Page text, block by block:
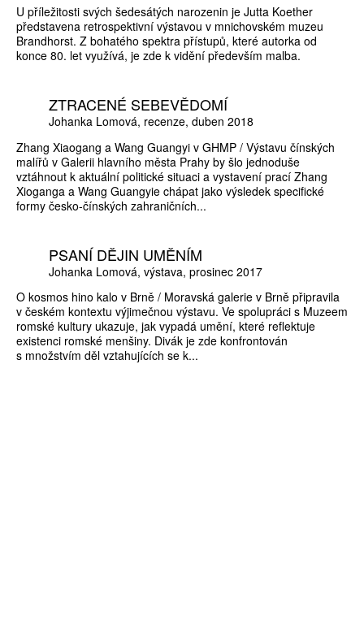
U příležitosti svých šedesátých narozenin je Jutta Koether
představena retrospektivní výstavou v mnichovském muzeu
Brandhorst. Z bohatého spektra přístupů, které autorka od
konce 80. let využívá, je zde k vidění především malba.
ZTRACENÉ SEBEVĚDOMÍ
Johanka Lomová recenze duben 2018
Zhang Xiaogang a Wang Guangyi v GHMP / Výstavu čínských
malířů v Galerii hlavního města Prahy by šlo jednoduše
vztáhnout k aktuální politické situaci a vystavení prací Zhang
Xioganga a Wang Guangyie chápat jako výsledek specifické
formy česko-čínských zahraničních...
PSANÍ DĚJIN UMĚNÍM
Johanka Lomová výstava prosinec 2017
O kosmos hino kalo v Brně / Moravská galerie v Brně připravila
v českém kontextu výjimečnou výstavu. Ve spolupráci s Muzeem
romské kultury ukazuje, jak vypadá umění, které reflektuje
existenci romské menšiny. Divák je zde konfrontován
s množstvím děl vztahujících se k...